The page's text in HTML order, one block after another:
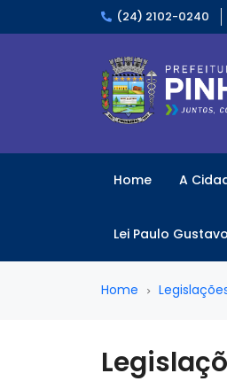
(24) 2102-0240
Home A
Lei Paulo Gustavo
Home